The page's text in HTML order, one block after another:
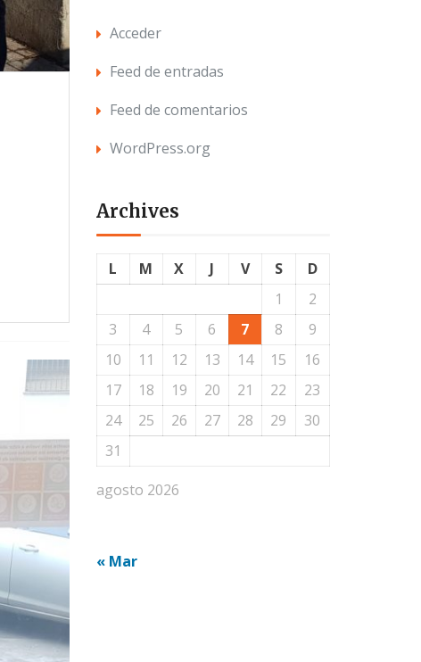
Acceder
Feed de entradas
Feed de comentarios
WordPress.org
Archives
agosto 2026
L M X J V S
D
1
2
3
4 5 6 7 8
9
10
11 12 13 14 15
16
17
18 19 20 21 22
23
24
25 26 27 28 29
30
31
« Mar